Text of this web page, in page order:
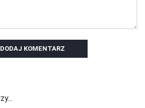
DODAJ KOMENTARZ